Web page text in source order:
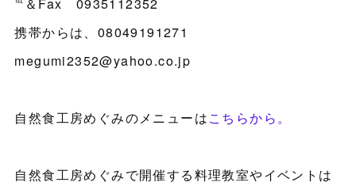
℡＆Fax 0935112352
携帯からは、08049191271
megumi2352@yahoo.co.jp
自然食工房めぐみのメニューはこちらから。
自然食工房めぐみで開催する料理教室やイベントは